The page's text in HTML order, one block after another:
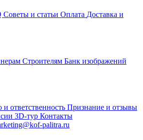
Советы и статьи Оплата Доставка и
Строителям Банк изображений
и ответственность Признание и отзывы
3D-тур Контакты
palitra.ru